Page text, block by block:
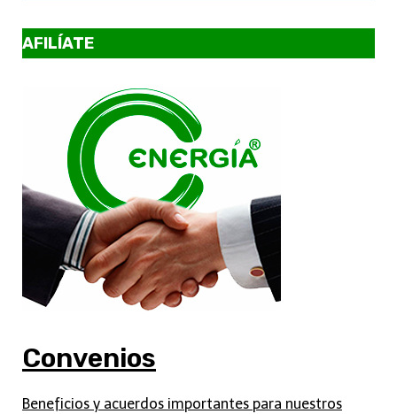
AFILÍATE
Convenios
Beneficios y acuerdos importantes para nuestros